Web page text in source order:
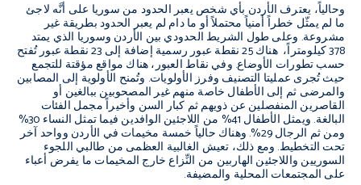
وحالياً، يعترف الأردن بأي شخص يعبر الحدود من سوريا على أنَّه لاجئ
ما لم يمثّل خطراً أمنياً محتملاً أو ما دام لم يعبر الحدود بطريقة غير
مشروعة. وعلى طول الشريط الحدودي بين الأردن وسوريا الذي يمتد
378 كيلومتراً، هناك 25 نقطة عبور رسمية إضافة إلى 23 نقطة عبور تُفتح
حسب تطورات الأوضاع. وفي نقاط العبور، هناك مواقع مؤقتة للتجمع
حيث تُجرى عمليتا التصنيف وفرز الأولويات. وتُمنح الأولوية إلى المصابين
والمرضى ثم إلى الأطفال خاصة منهم غير المصحوبين ببالغين أو
القاصرين المنفصلين عن ذويهم ثم كبار السن وأخيراً مجمل الفئات
البالغة. ويمثل الأطفال 41% من اللاجئين الوافدين فيما تمثل النساء 30%
ومن ثم الرجال 29%. وهناك حالياً خمسة مخيمات في الأردن وواحد آخر
تحت التخطيط. ومع ذلك، تعيش الغالبية العظمى من طالبي اللجوء
السوريين واللاجئين الهاربين من النِّزاع خارج المخيمات ما يفرض أعباء
على المجتمعات المحلية والمضيفة.